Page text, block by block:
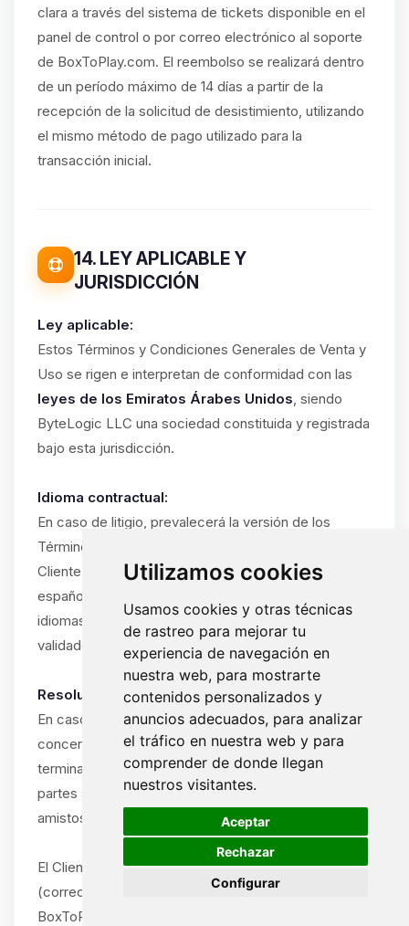
Utilizamos cookies
Usamos cookies y otras técnicas
de rastreo para mejorar tu
experiencia de navegación en
nuestra web, para mostrarte
contenidos personalizados y
anuncios adecuados, para analizar
el tráfico en nuestra web y para
comprender de donde llegan
nuestros visitantes.
Aceptar
Rechazar
Configurar
clara a través del sistema de tickets disponible en el
panel de control o por correo electrónico al soporte
de BoxToPlay.com. El reembolso se realizará dentro
de un período máximo de 14 días a partir de la
recepción de la solicitud de desistimiento, utilizando
el mismo método de pago utilizado para la
transacción inicial.
14. LEY APLICABLE Y
JURISDICCIÓN
Ley aplicable:
Estos Términos y Condiciones Generales de Venta y
Uso se rigen e interpretan de conformidad con las
leyes de los Emiratos Árabes Unidos, siendo
ByteLogic LLC una sociedad constituida y registrada
bajo esta jurisdicción.
Idioma contractual:
En caso de litigio, prevalecerá la versión de los
Términos y Condiciones en el idioma utilizado por el
Cliente durante la suscripción (francés, inglés o
español). Si el Cliente ha utilizado el sitio en varios
idiomas, prevalecerá el idioma del último pedido
validado.
Resolución amistosa obligatoria:
En caso de disputa entre el Cliente y ByteLogic
concerniente a la interpretación, ejecución o
terminación de estos Términos y Condiciones, las
partes se comprometen a intentar resolver la disputa
amistosamente antes de cualquier acción legal.
El Cliente debe notificar la disputa por escrito
(correo electrónico o carta certificada) al soporte de
BoxToPlay.com, describiendo la naturaleza del
🍪